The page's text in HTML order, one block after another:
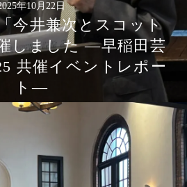
年10月22日
今井兼次とスコット
しました ―早稲田芸
共催イベントレポー
ト―